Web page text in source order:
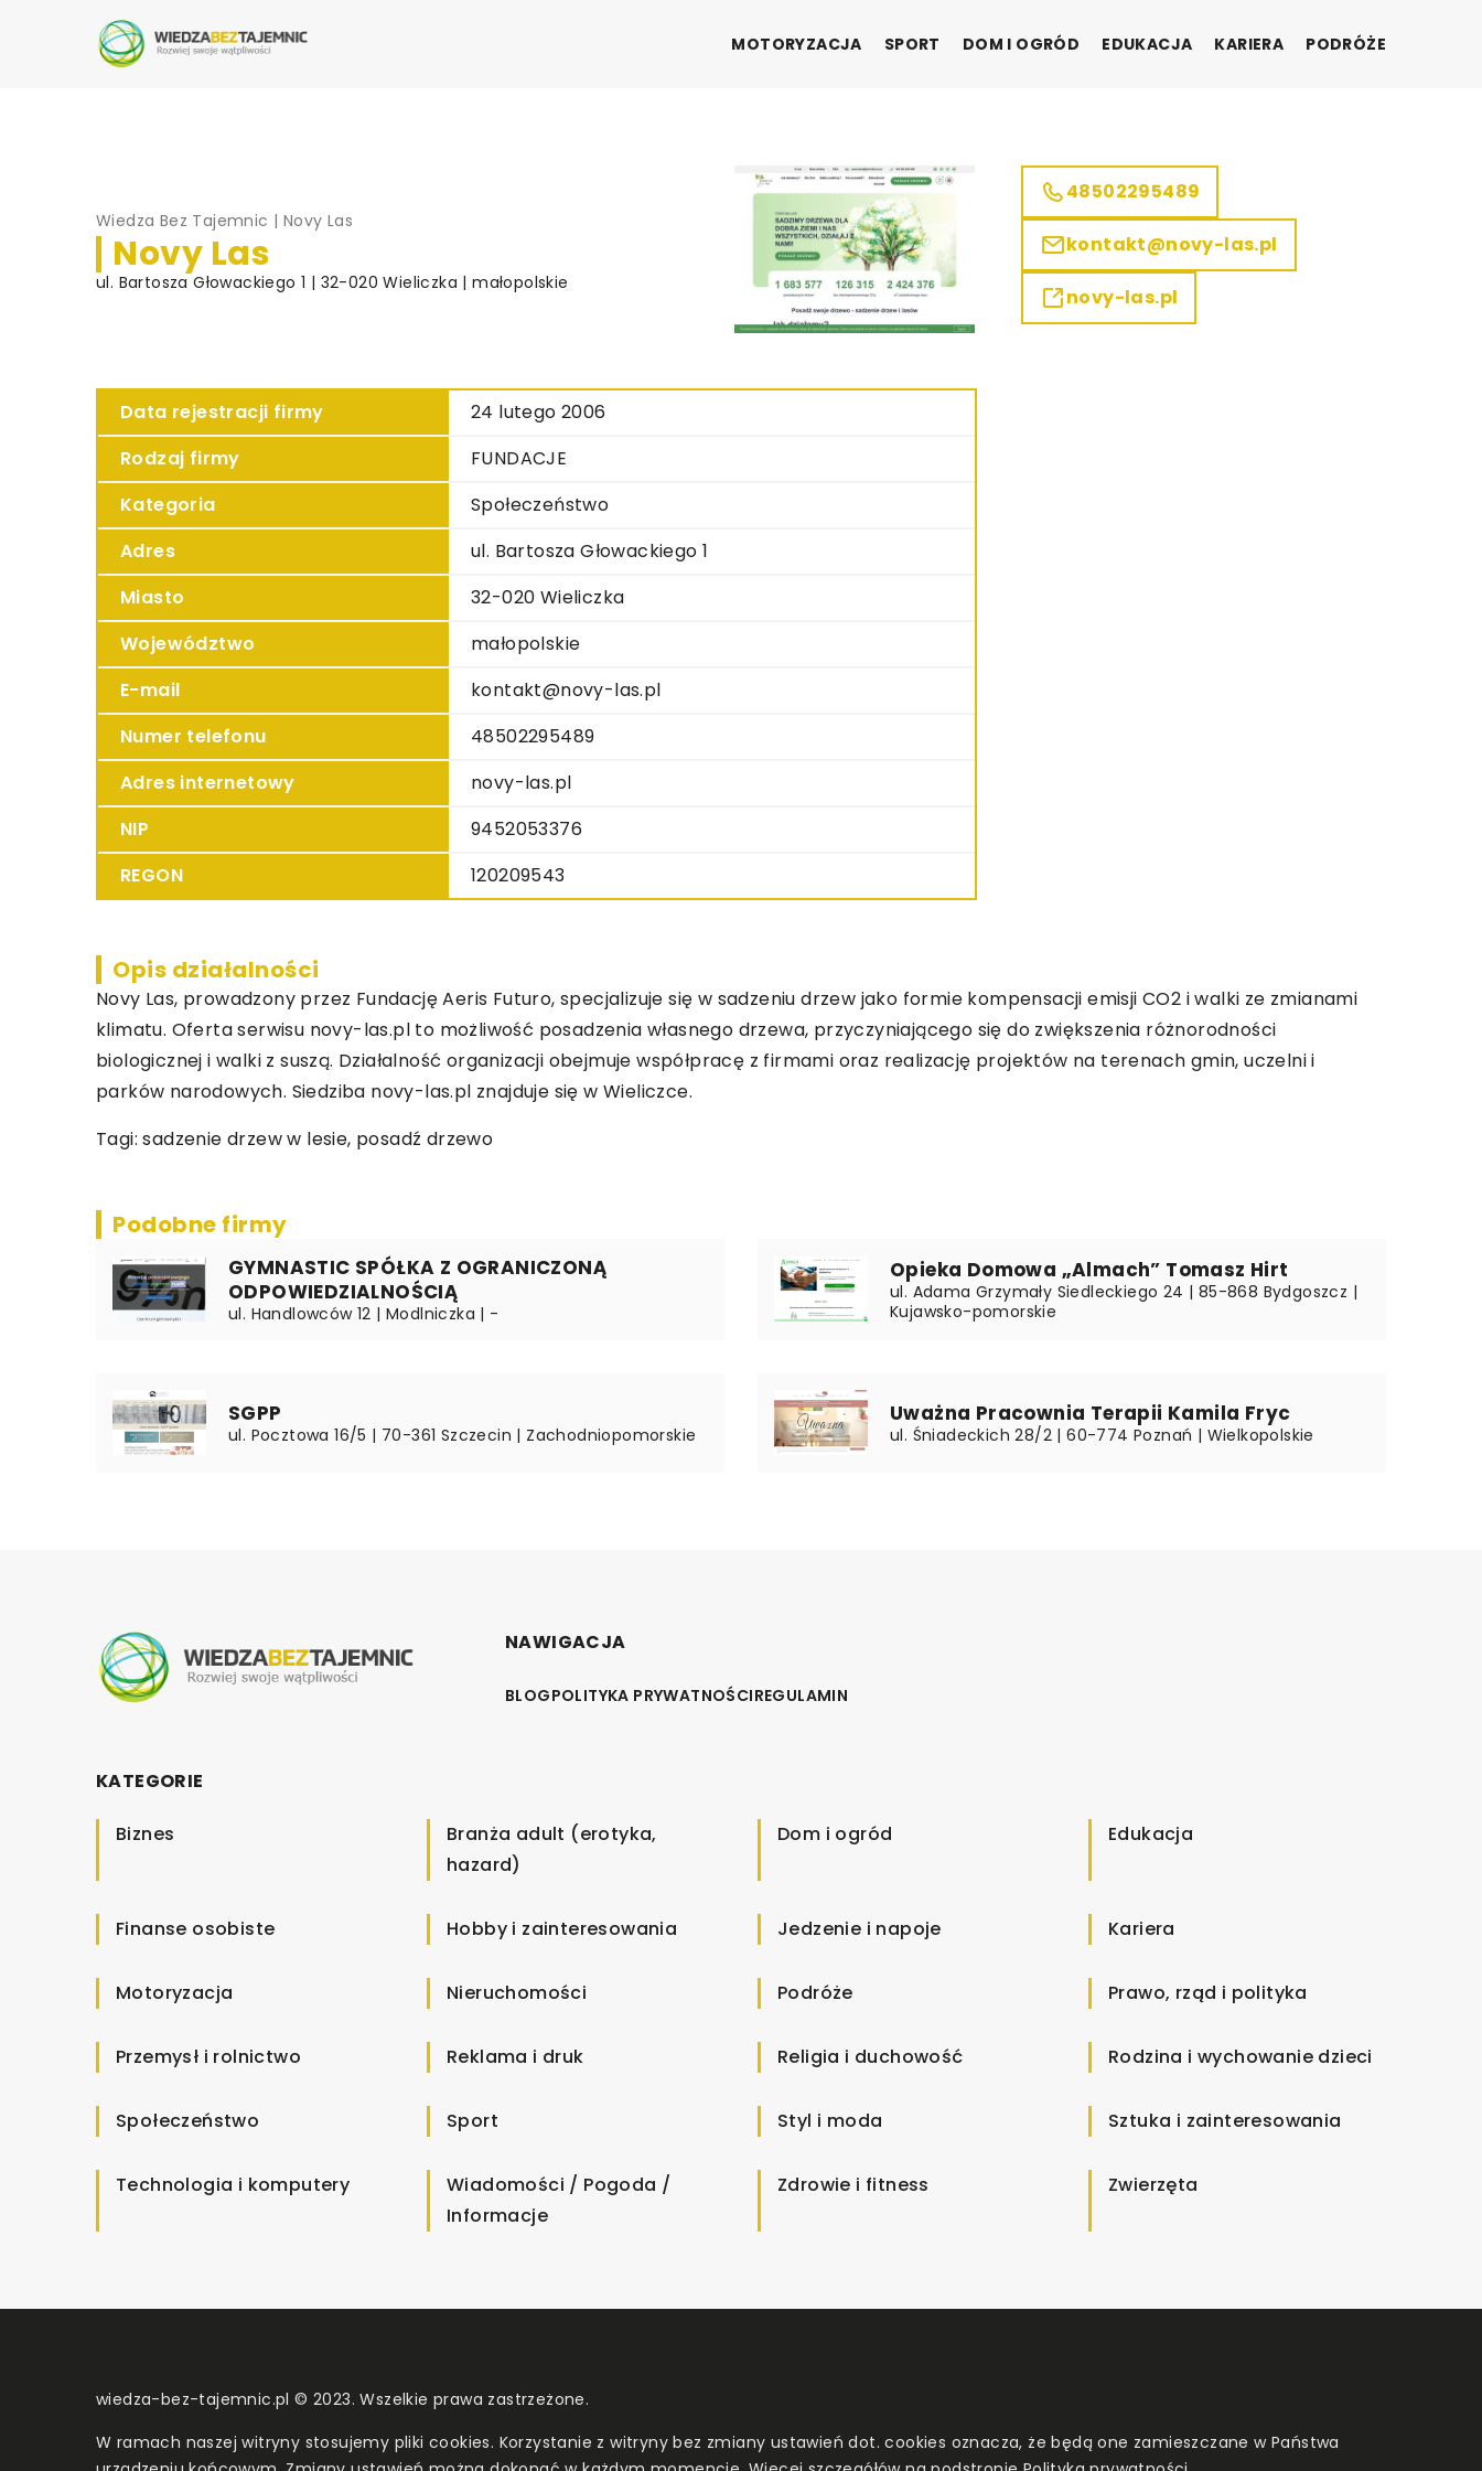
MOTORYZACJA SPORT DOM I OGRÓD EDUKACJA KARIERA PODRÓŻE
Wiedza Bez Tajemnic | Novy Las
Novy Las
ul. Bartosza Głowackiego 1 | 32-020 Wieliczka | małopolskie
Data rejestracji firmy
24 lutego 2006
Rodzaj firmy
FUNDACJE
Kategoria
Społeczeństwo
Adres
ul. Bartosza Głowackiego 1
Miasto
32-020 Wieliczka
Województwo
małopolskie
E-mail
kontakt@novy-las.pl
Numer telefonu
48502295489
Adres internetowy
novy-las.pl
NIP
9452053376
REGON
120209543
48502295489
kontakt@novy-las.pl
novy-las.pl
Opis działalności
Novy Las, prowadzony przez Fundację Aeris Futuro, specjalizuje się w sadzeniu drzew jako formie kompensacji emisji CO2 i walki ze zmianami
klimatu. Oferta serwisu novy-las.pl to możliwość posadzenia własnego drzewa, przyczyniającego się do zwiększenia różnorodności
biologicznej i walki z suszą. Działalność organizacji obejmuje współpracę z firmami oraz realizację projektów na terenach gmin, uczelni i
parków narodowych. Siedziba novy-las.pl znajduje się w Wieliczce.
Tagi: sadzenie drzew w lesie, posadź drzewo
Podobne firmy
GYMNASTIC SPÓŁKA Z OGRANICZONĄ
ODPOWIEDZIALNOŚCIĄ
ul. Handlowców 12 | Modlniczka | -
Opieka Domowa „Almach” Tomasz Hirt
ul. Adama Grzymały Siedleckiego 24 | 85-868 Bydgoszcz |
Kujawsko-pomorskie
SGPP
ul. Pocztowa 16/5 | 70-361 Szczecin | Zachodniopomorskie
Uważna Pracownia Terapii Kamila Fryc
ul. Śniadeckich 28/2 | 60-774 Poznań | Wielkopolskie
NAWIGACJA
BLOGPOLITYKA PRYWATNOŚCIREGULAMIN
KATEGORIE
Biznes
Branża adult (erotyka,
hazard)
Dom i ogród Edukacja
Finanse osobiste Hobby i zainteresowania Jedzenie i napoje Kariera
Motoryzacja Nieruchomości Podróże Prawo, rząd i polityka
Przemysł i rolnictwo Reklama i druk Religia i duchowość Rodzina i wychowanie dzieci
Społeczeństwo Sport Styl i moda Sztuka i zainteresowania
Technologia i komputery
Wiadomości / Pogoda /
Informacje
Zdrowie i fitness Zwierzęta
wiedza-bez-tajemnic.pl © 2023. Wszelkie prawa zastrzeżone.
W ramach naszej witryny stosujemy pliki cookies. Korzystanie z witryny bez zmiany ustawień dot. cookies oznacza, że będą one zamieszczane w Państwa